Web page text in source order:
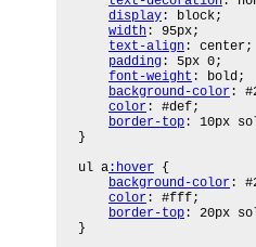
display : block;
width : 95px;
text-align : center;
padding : 5px 0;
font-weight : bold;
background-color :
color : #def;
border-top : 10px
}
ul a :hover {
background-color :
color : #fff;
border-top : 20px
}